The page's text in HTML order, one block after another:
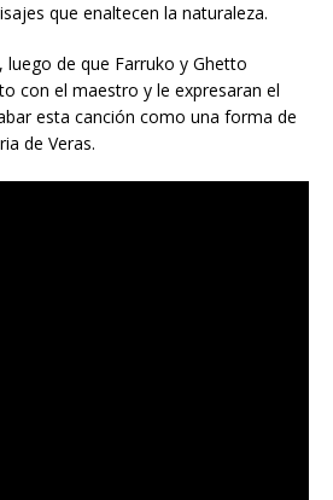
que enaltecen la naturaleza.
luego de que Farruko y Ghetto
con el maestro y le expresaran el
esta canción como una forma de
de Veras.